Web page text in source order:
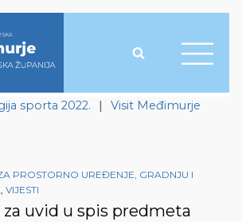
sporta 2022. | Visit Međimurje
PROSTORNO UREĐENJE, GRADNJU I
, VIJESTI
za uvid u spis predmeta